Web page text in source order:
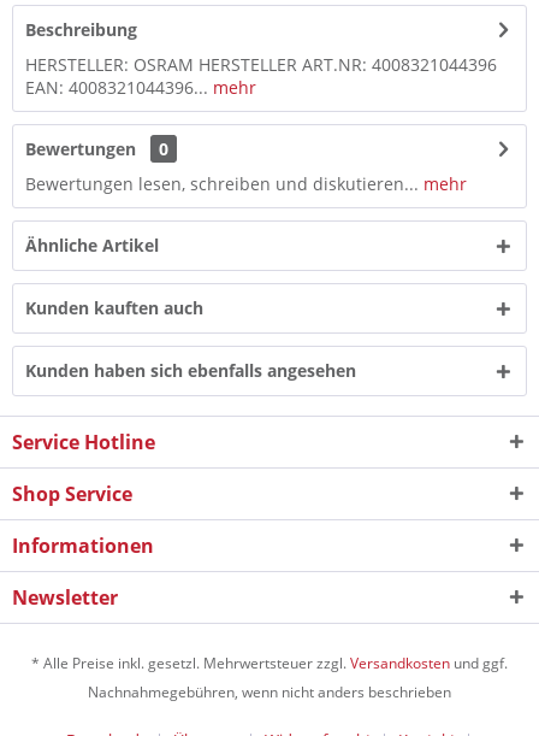
Beschreibung
HERSTELLER: OSRAM HERSTELLER ART.NR: 4008321044396
EAN: 4008321044396... mehr
Bewertungen
0
Bewertungen lesen, schreiben und diskutieren... mehr
Ähnliche Artikel
Kunden kauften auch
Kunden haben sich ebenfalls angesehen
Service Hotline
Shop Service
Informationen
Newsletter
* Alle Preise inkl. gesetzl. Mehrwertsteuer zzgl.Versandkosten und ggf.
Nachnahmegebühren, wenn nicht anders beschrieben